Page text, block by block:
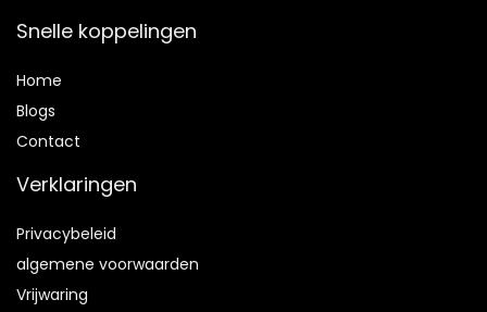
Snelle koppelingen
Home
Blogs
Contact
Verklaringen
Privacybeleid
algemene voorwaarden
Vrijwaring